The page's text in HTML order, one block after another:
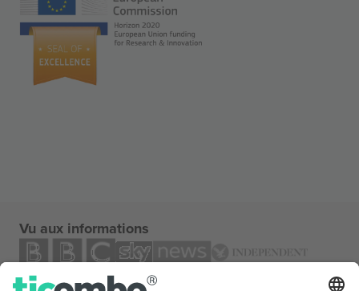
Vu aux informations